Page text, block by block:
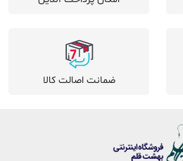
ضمانت اصالت کالا